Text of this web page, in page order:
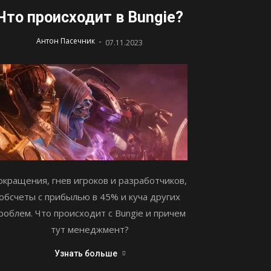
происходит в Bungie?
Антон Пасечник - 07.11.2023
гнев игроков и разработчиков,
с прибылью в 45% и куча других
Что происходит с Bungie и причем
тут менеджмент?
Узнать больше